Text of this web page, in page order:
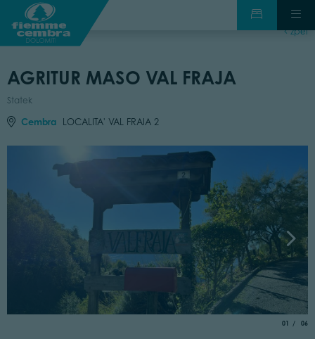
zpět
AGRITUR MASO VAL FRAJA
Statek
Cembra LOCALITA' VAL FRAIA 2
01 of
06